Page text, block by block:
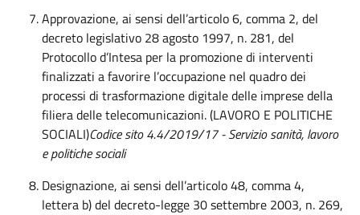
Approvazione, ai sensi dell’articolo 6, comma 2, del
decreto legislativo 28 agosto 1997, n. 281, del
Protocollo d’Intesa per la promozione di interventi
finalizzati a favorire l’occupazione nel quadro dei
processi di trasformazione digitale delle imprese della
filiera delle telecomunicazioni. (LAVORO E POLITICHE
SOCIALI)Codice sito 4.4/2019/17 - Servizio sanità, lavoro
e politiche sociali
Designazione, ai sensi dell’articolo 48, comma 4,
lettera b) del decreto-legge 30 settembre 2003, n. 269,